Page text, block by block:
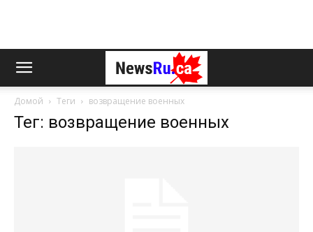
Домой Теги возвращение военных
Тег: возвращение военных